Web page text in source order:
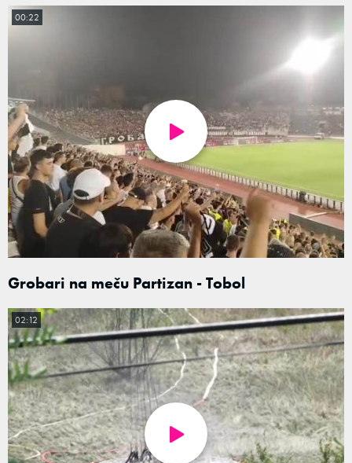
Grobari na meču Partizan - Tobol
00:22
02:12